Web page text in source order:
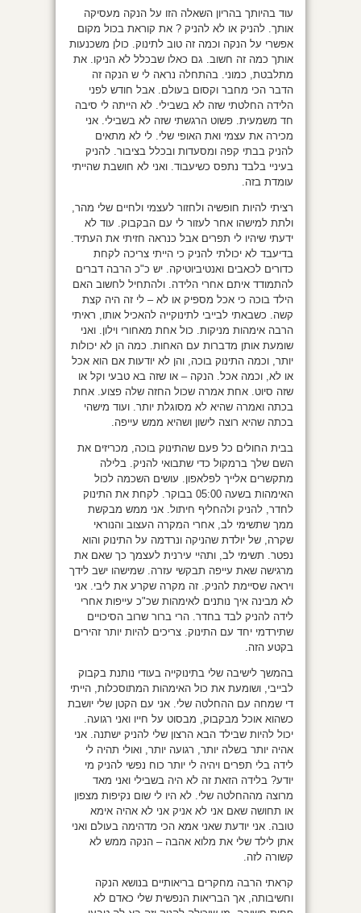
עוד בהיותך בהריון השאלה הזו על הנקה מעסיקה
אותך. להניק או לא להניק ? את קוראת בכול מקום
אפשרי על הנקה וכמה זה טוב לתינוק. כולן משכנעות
אותך כמה זה חשוב. גם כאלו שבכלל לא הניקו. את
מתלבטת, כמוני. בהתחלה נראה לי ש הנקה זה
הדבר הכי מחבר וקסום בעולם. אבל חודש לפני
הלידה החלטתי שזה לא בשבילי. לא הייתה לי סיבה
חד משמעית. פשוט הרגשתי שזה לא בשבילי. אני
מכירה את עצמי ואת האופי שלי. לי לא מתאים
להניק בבתי קפה ומסעדות ובכלל בציבור. להניק
בעיניי בלבד נתפס כשיעבוד. ואני לא חושבת שהייתי
עומדת בזה.
רציתי להיות חופשיה ולחזור לעצמי ולחיים שלי מהר,
ולתת למישהו אחר לעזור לי עם הבקבוק. עוד לא
ידעתי שיהיו לי תפרים אבל כנראה חזיתי את העתיד.
בדיעבד לא יכולתי להניק כי הייתי צריכה לקחת
כדורים לכאבים ואנטיביוטיקה. יש כ"כ הרבה דברים
להתמודד איתם אחרי הלידה. ולהתחיל לחשוב האם
הילד בוכה כי אכל מספיק או לא – לי זה היה קצת
קשה. כשבאתי לבייבי לתינוקייה להאכיל אותו, ראיתי
הרבה אימהות מניקות. כול אחת מאחורי וילון. ואני
שומעת אותן מדברות עם האחות. כמה הן לא יכולות
יותר, וכמה התינוק בוכה, והן לא יודעות אם הוא אכל
או לא, וכמה אכל. הנקה – או שזה בא טבעי וקל או
שזה סיוט. אחת אמרה שכול החזה שלה פצוע. אחת
בכתה ואמרה שהיא לא מסוגלת יותר. ועוד מישהי
בכתה שהיא רוצה לישון ושהיא ממש עייפה.
בבית החולים כל פעם שהתינוק בוכה, מכריזים את
השם שלך ברמקול כדי שתבואי להניק. בלילה
מתקשרים אלייך לפלאפון. עושים השכמה לכול
האימהות בשעה 05:00 בבוקר. לקחת את התינוק
לחדר, להניק ולהחליף חיתול. אני ממש מבקשת
ממך שתשימי לב, אחרי המקרה העצוב והנוראי
שקרה, של יולדת שהניקה ונרדמה על התינוק והוא
נפטר. תשימי לב, ותהיי עירנית לעצמך כך שאם את
מרגישה שאת עייפה תבקשי עזרה. שמישהו ישב לידך
ויראה שסיימת להניק. זה מקרה שקרע את ליבי. אני
לא מבינה איך נותנים לאימהות שכ"כ עייפות אחרי
לידה להניק לבד בחדר. הרי ברור שרוב הסיכויים
שתירדמי יחד עם התינוק. צריכים להיות יותר זהירים
בקטע הזה.
בהמשך לישיבה שלי בתינוקייה בעודי נותנת בקבוק
לבייבי, ושומעת את כול האימהות המתוסכלות, הייתי
די שמחה עם ההחלטה שלי. אני עם הקטן שלי יושבת
כשהוא אוכל מבקבוק, מבסוט על חייו ואני רגועה.
יכול להיות שבילד הבא הרצון שלי להניק ישתנה. אני
אהיה יותר בשלה יותר, רגועה יותר, ואולי תהיה לי
לידה בלי תפרים ויהיה לי יותר כוח נפשי להניק מי
יודע? בלידה הזאת זה לא היה בשבילי ואני מאד
מרוצה מההחלטה שלי. לא היו לי שום נקיפות מצפון
או תחושה שאם אני לא אניק אני לא אהיה אימא
טובה. אני יודעת שאני אמא הכי מדהימה בעולם ואני
אתן לילד שלי את מלוא אהבה – הנקה ממש לא
קשורה לזה.
קראתי הרבה מחקרים בריאותיים בנושא הנקה
וחשיבותה, אך הבריאות הנפשית שלי כאדם לא